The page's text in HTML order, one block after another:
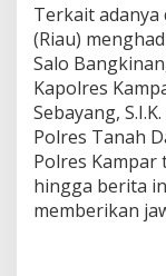
Terkait adanya
(Riau)
Salo
Kapolres
Sebayang,
Polres Tanah
Polres Kampar
hingga berita
memberikan